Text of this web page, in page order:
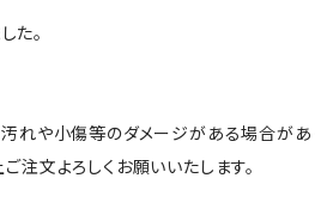
た。
れや小傷等のダメージがある場合があ
注文よろしくお願いいたします。